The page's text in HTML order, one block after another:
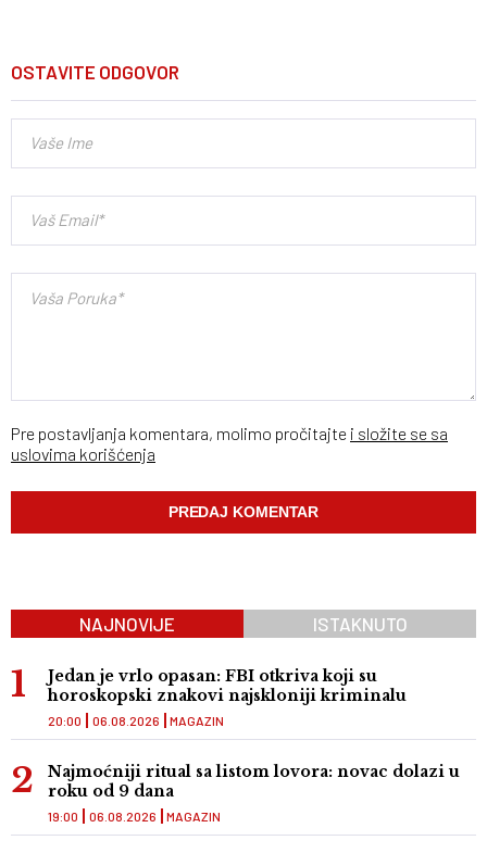
OSTAVITE ODGOVOR
Pre postavljanja komentara, molimo pročitajte i složite se sa
uslovima korišćenja
NAJNOVIJE ISTAKNUTO
Jedan je vrlo opasan: FBI otkriva koji su
horoskopski znakovi najskloniji kriminalu
MAGAZIN
20:00 06.08.2026
Najmoćniji ritual sa listom lovora: novac dolazi u
roku od 9 dana
MAGAZIN
19:00 06.08.2026